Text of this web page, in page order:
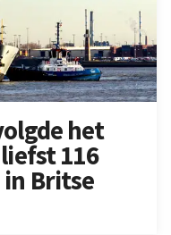
het
116
in Britse